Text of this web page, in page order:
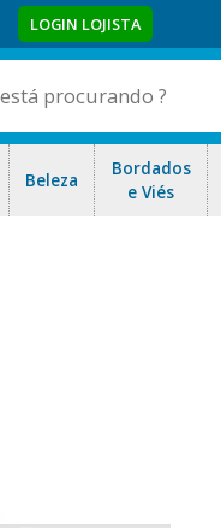
LOGIN LOJISTA
Beleza
Bordados
e Viés